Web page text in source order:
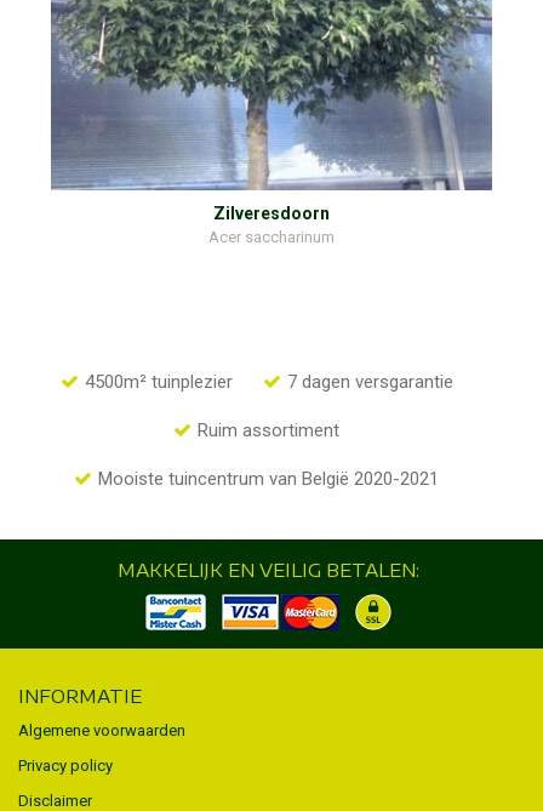
Zilveresdoorn
Acer saccharinum
4500m² tuinplezier 7 dagen versgarantie
Ruim assortiment
Mooiste tuincentrum van België 2020-2021
MAKKELIJK EN VEILIG BETALEN:
INFORMATIE
Algemene voorwaarden
Privacy policy
Disclaimer